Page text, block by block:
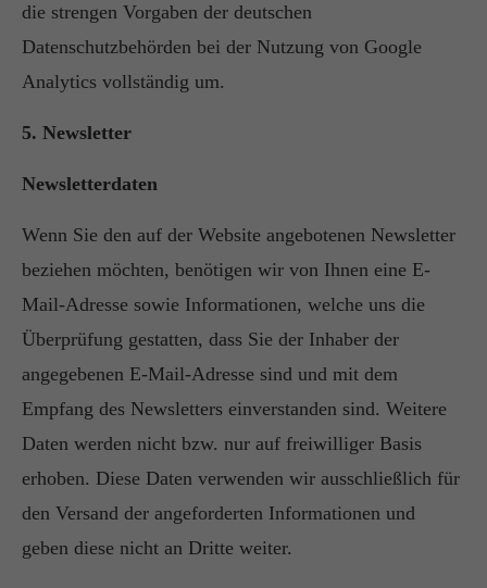
die strengen Vorgaben der deutschen
Datenschutzbehörden bei der Nutzung von Google
Analytics vollständig um.
5. Newsletter
Newsletterdaten
Wenn Sie den auf der Website angebotenen Newsletter
beziehen möchten, benötigen wir von Ihnen eine E-
Mail-Adresse sowie Informationen, welche uns die
Überprüfung gestatten, dass Sie der Inhaber der
angegebenen E-Mail-Adresse sind und mit dem
Empfang des Newsletters einverstanden sind. Weitere
Daten werden nicht bzw. nur auf freiwilliger Basis
erhoben. Diese Daten verwenden wir ausschließlich für
den Versand der angeforderten Informationen und
geben diese nicht an Dritte weiter.